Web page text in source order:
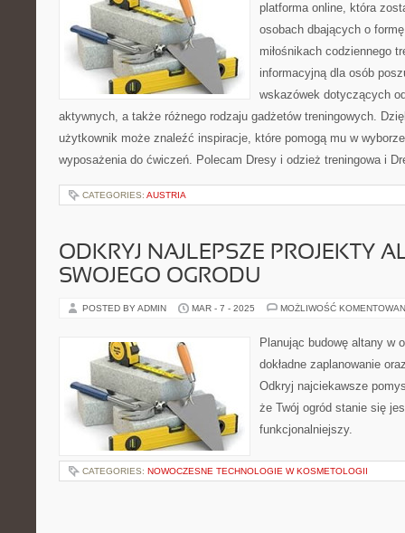
platforma online, która
osobach dbających o
miłośnikach codziennego
informacyjną dla osób
wskazówek dotyczących
aktywnych, a także różnego rodzaju gadżetów treningowych.
użytkownik może znaleźć inspiracje, które pomogą mu w
wyposażenia do ćwiczeń. Polecam Dresy i odzież treningowa i
CATEGORIES: AUSTRIA
ODKRYJ NAJLEPSZE PROJEKTY
SWOJEGO OGRODU
POSTED BY ADMIN MAR - 7 - 2025 MOŻLIWOŚĆ
Planując budowę altany w
dokładne zaplanowanie
Odkryj najciekawsze
że Twój ogród stanie się
funkcjonalniejszy.
CATEGORIES: NOWOCZESNE TECHNOLOGIE W KOSMETOLOGII